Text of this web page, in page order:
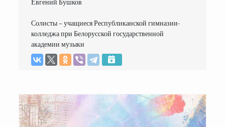
Евгений Бушков
Солисты – учащиеся Республиканской гимназии-
колледжа при Белорусской государственной
академии музыки